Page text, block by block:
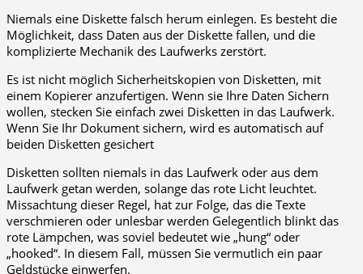
Niemals eine Diskette falsch herum einlegen. Es besteht die
Möglichkeit, dass Daten aus der Diskette fallen, und die
komplizierte Mechanik des Laufwerks zerstört.
Es ist nicht möglich Sicherheitskopien von Disketten, mit
einem Kopierer anzufertigen. Wenn sie Ihre Daten Sichern
wollen, stecken Sie einfach zwei Disketten in das Laufwerk.
Wenn Sie Ihr Dokument sichern, wird es automatisch auf
beiden Disketten gesichert
Disketten sollten niemals in das Laufwerk oder aus dem
Laufwerk getan werden, solange das rote Licht leuchtet.
Missachtung dieser Regel, hat zur Folge, das die Texte
verschmieren oder unlesbar werden Gelegentlich blinkt das
rote Lämpchen, was soviel bedeutet wie „hung“ oder
„hooked“. In diesem Fall, müssen Sie vermutlich ein paar
Geldstücke einwerfen.